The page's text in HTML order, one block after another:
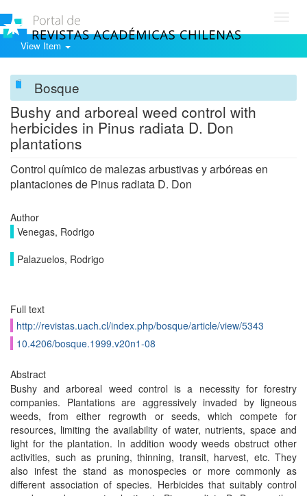
View Item
Bosque
Bushy and arboreal weed control with
herbicides in Pinus radiata D. Don
plantations
Control químico de malezas arbustivas y arbóreas en
plantaciones de Pinus radiata D. Don
Author
Venegas, Rodrigo
Palazuelos, Rodrigo
Full text
http://revistas.uach.cl/index.php/bosque/article/view/5343
10.4206/bosque.1999.v20n1-08
Abstract
Bushy and arboreal weed control is a necessity for forestry
companies. Plantations are aggressively invaded by ligneous
weeds, from either regrowth or seeds, which compete for
resources, limiting the availability of water, nutrients, space and
light for the plantation. In addition woody weeds obstruct other
activities, such as pruning, thinning, transit, harvest, etc. They
also infest the stand as monospecies or more commonly as
different association of species. Herbicides that suitably control